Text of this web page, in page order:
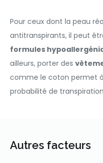
Pour ceux dont la peau
antitranspirants, il peut
formules
ailleurs, porter des
comme le coton permet
probabilité de
Autres facteurs